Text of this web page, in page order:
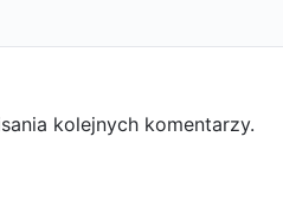
kolejnych komentarzy.